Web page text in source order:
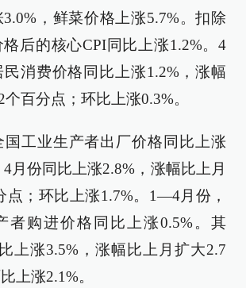
，鲜菜价格上涨5.7%。扣除
后的核心CPI同比上涨1.2%。4
民消费价格同比上涨1.2%，涨幅
百分点；环比上涨0.3%。
工业生产者出厂价格同比上涨
月份同比上涨2.8%，涨幅比上月
点；环比上涨1.7%。1—4月份，
者购进价格同比上涨0.5%。其
上涨3.5%，涨幅比上月扩大2.7
上涨2.1%。